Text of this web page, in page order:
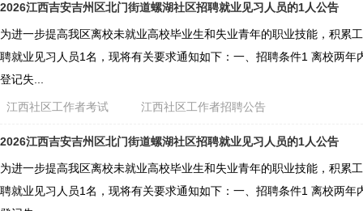
2026江西吉安吉州区北门街道螺湖社区招聘就业见习人员的1人公告
为进一步提高我区离校未就业高校毕业生和失业青年的职业技能，积累
聘就业见习人员1名，现将有关要求通知如下：一、招聘条件1 离校两年
登记失...
江西社区工作者考试 江西社区工作者招聘公告
2026江西吉安吉州区北门街道螺湖社区招聘就业见习人员的1人公告
为进一步提高我区离校未就业高校毕业生和失业青年的职业技能，积累
聘就业见习人员1名，现将有关要求通知如下：一、招聘条件1 离校两年